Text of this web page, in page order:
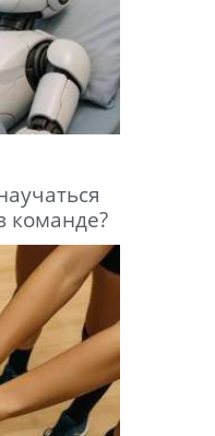
команде?